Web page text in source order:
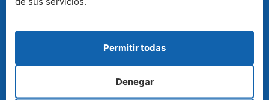
Denegar
Permitir todas